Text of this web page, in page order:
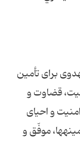
براى تأمين
قضاوت و
و احياى
موفّق و